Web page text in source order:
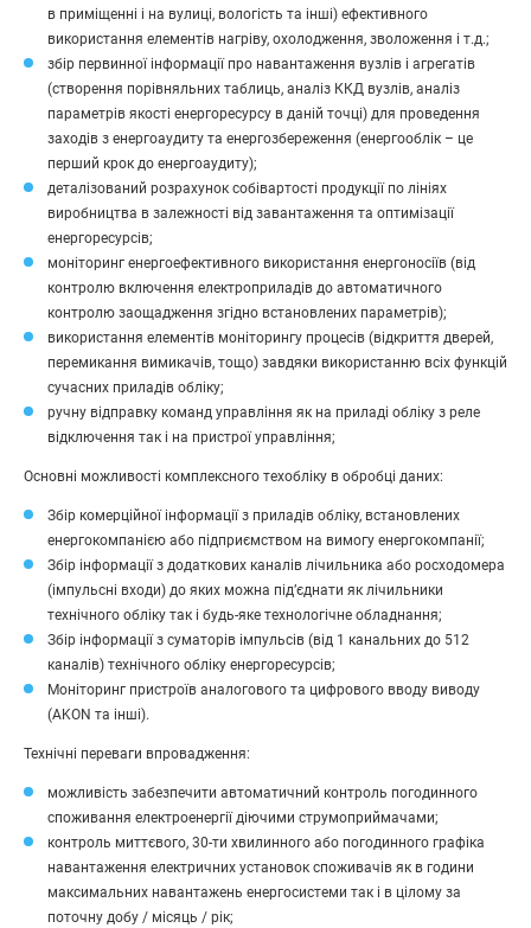
в приміщенні і на вулиці, вологість та інші) ефективного
використання елементів нагріву, охолодження, зволоження і т.д.;
збір первинної інформації про навантаження вузлів і агрегатів
(створення порівняльних таблиць, аналіз ККД вузлів, аналіз
параметрів якості енергоресурсу в даній точці) для проведення
заходів з енергоаудиту та енергозбереження (енергооблік – це
перший крок до енергоаудиту);
деталізований розрахунок собівартості продукції по лініях
виробництва в залежності від завантаження та оптимізації
енергоресурсів;
моніторинг енергоефективного використання енергоносіїв (від
контролю включення електроприладів до автоматичного
контролю заощадження згідно встановлених параметрів);
використання елементів моніторингу процесів (відкриття дверей,
перемикання вимикачів, тощо) завдяки використанню всіх функцій
сучасних приладів обліку;
ручну відправку команд управління як на приладі обліку з реле
відключення так і на пристрої управління;
Основні можливості комплексного техобліку в обробці даних:
Збір комерційної інформації з приладів обліку, встановлених
енергокомпанією або підприємством на вимогу енергокомпанії;
Збір інформації з додаткових каналів лічильника або росходомера
(імпульсні входи) до яких можна під’єднати як лічильники
технічного обліку так і будь-яке технологічне обладнання;
Збір інформації з суматорів імпульсів (від 1 канальних до 512
каналів) технічного обліку енергоресурсів;
Моніторинг пристроїв аналогового та цифрового вводу виводу
(AKON та інші).
Технічні переваги впровадження:
можливiсть забезпечити автоматичний контроль погодинного
споживання електроенергії діючими струмоприймачами;
контроль миттєвого, 30-ти хвилинного або погодинного графіка
навантаження електричних установок споживачiв як в години
максимальних навантажень енергосистеми так і в цілому за
поточну добу / місяць / рік;